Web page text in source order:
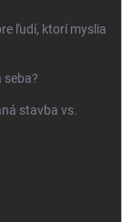
ľudí, ktorí myslia
seba?
stavba vs.